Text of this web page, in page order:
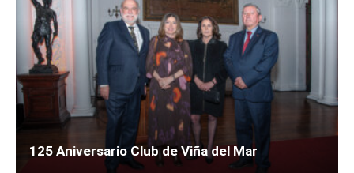
125 Aniversario Club de Viña del Mar